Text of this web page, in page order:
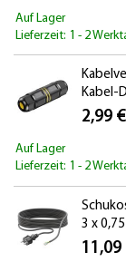
Auf Lager
Lieferzeit: 1 - 2
Kabel-
2,99 €
Auf Lager
Lieferzeit: 1 - 2
3 x
11,09